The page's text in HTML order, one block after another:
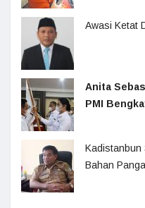
Awasi Ketat
Anita
PMI
Kadistanbun
Bahan